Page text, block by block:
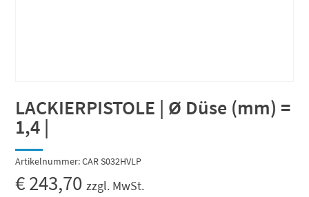
LACKIERPISTOLE | Ø Düse (mm) =
1,4 |
Artikelnummer:CAR S032HVLP
€243,70 zzgl. MwSt.